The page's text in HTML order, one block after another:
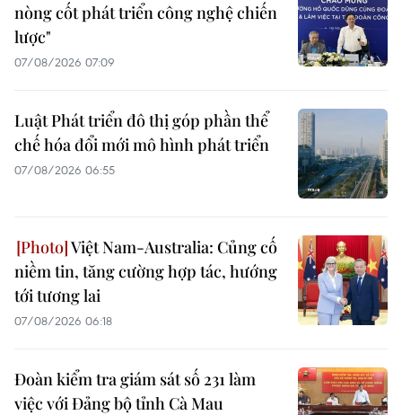
nòng cốt phát triển công nghệ chiến
lược"
07/08/2026 07:09
Luật Phát triển đô thị góp phần thể
chế hóa đổi mới mô hình phát triển
07/08/2026 06:55
Việt Nam-Australia: Củng cố
niềm tin, tăng cường hợp tác, hướng
tới tương lai
07/08/2026 06:18
Đoàn kiểm tra giám sát số 231 làm
việc với Đảng bộ tỉnh Cà Mau